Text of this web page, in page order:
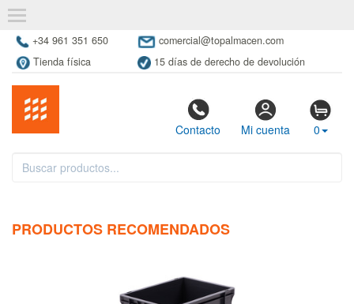
+34 961 351 650
comercial@topalmacen.com
Tienda física
15 días de derecho de devolución
Contacto Mi cuenta 0
PRODUCTOS RECOMENDADOS